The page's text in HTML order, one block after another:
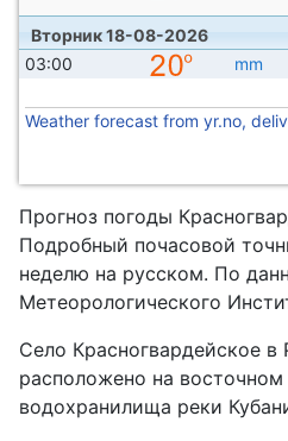
Вторник 18-08-2026
03:00
mm
Weather forecast from yr.no,
Прогноз погоды
Подробный почасовой
неделю на русском. По
Метеорологического
Село Красногвардейское в
расположено на восточном
водохранилища реки